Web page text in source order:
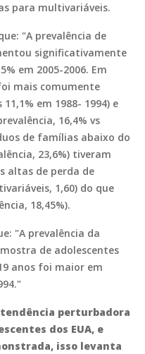
para multivariáveis.
"A prevalência de
significativamente
em 2005-2006. Em
mais comumente
em 1988- 1994) e
16,4% vs
de famílias abaixo do
23,6%) tiveram
altas de perda de
1,60) do que
18,45%).
"A prevalência da
de adolescentes
anos foi maior em
perturbadora
dos EUA, e
isso levanta